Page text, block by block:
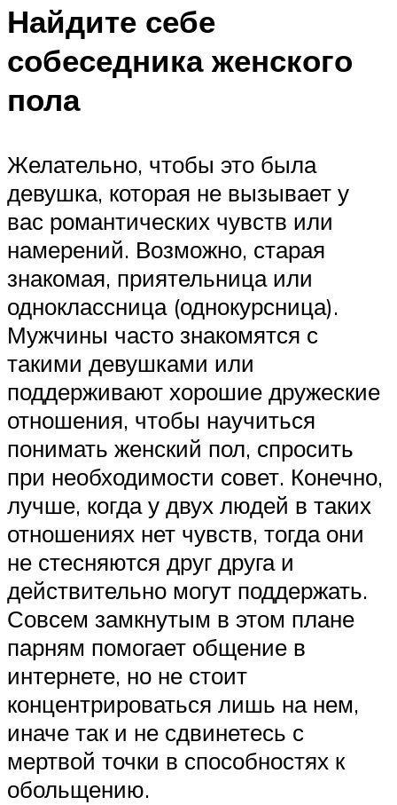
Найдите себе
собеседника женского
пола
Желательно, чтобы это была
девушка, которая не вызывает у
вас романтических чувств или
намерений. Возможно, старая
знакомая, приятельница или
одноклассница (однокурсница).
Мужчины часто знакомятся с
такими девушками или
поддерживают хорошие дружеские
отношения, чтобы научиться
понимать женский пол, спросить
при необходимости совет. Конечно,
лучше, когда у двух людей в таких
отношениях нет чувств, тогда они
не стесняются друг друга и
действительно могут поддержать.
Совсем замкнутым в этом плане
парням помогает общение в
интернете, но не стоит
концентрироваться лишь на нем,
иначе так и не сдвинетесь с
мертвой точки в способностях к
обольщению.